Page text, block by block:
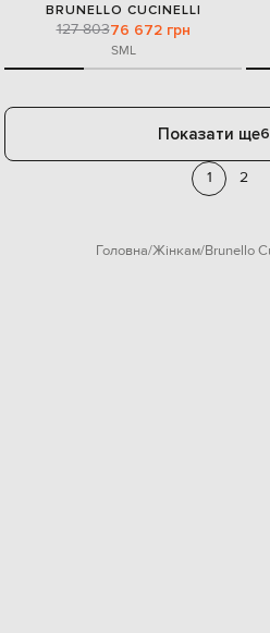
BRUNELLO CUCINELLI
127 80376 672 грн
SML
Показати ще
1 2
Головна Жінкам Brunello